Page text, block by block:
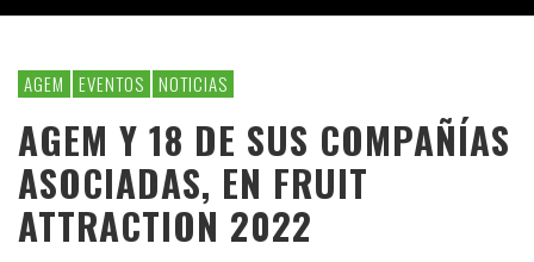
AGEM EVENTOS NOTICIAS
AGEM Y 18 DE SUS COMPAÑÍAS
ASOCIADAS, EN FRUIT
ATTRACTION 2022